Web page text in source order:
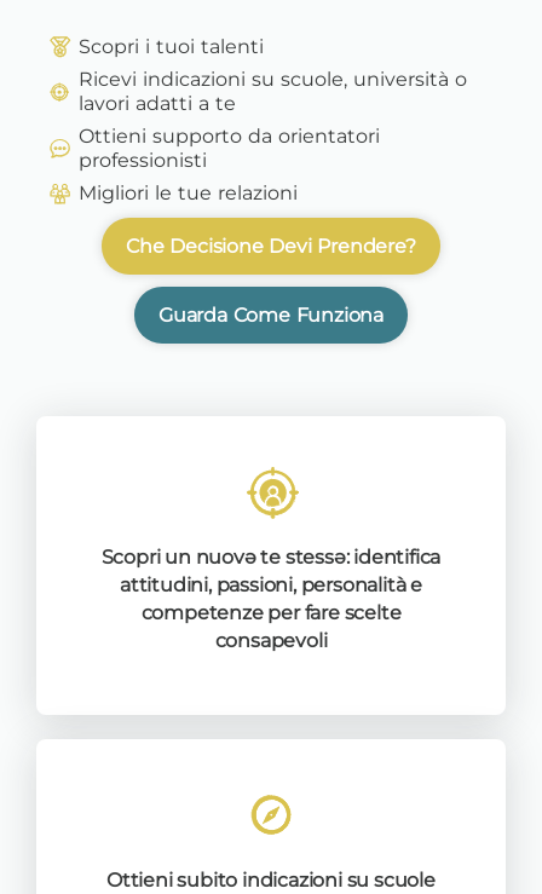
Scopri i tuoi talenti
Ricevi indicazioni su scuole, università o
lavori adatti a te
Ottieni supporto da orientatori
professionisti
Migliori le tue relazioni
Che Decisione Devi Prendere?
Guarda Come Funziona
Scopri un nuovə te stessə: identifica
attitudini, passioni, personalità e
competenze per fare scelte
consapevoli
Ottieni subito indicazioni su scuole